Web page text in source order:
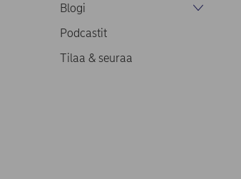
Blogi
Podcastit
Tilaa & seuraa